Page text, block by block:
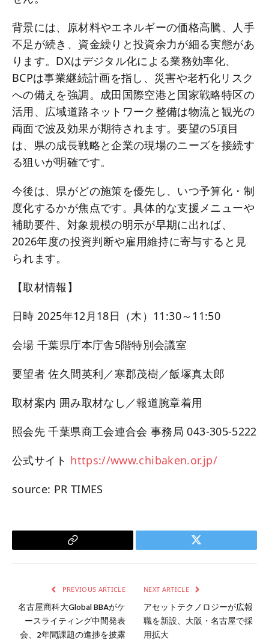
背景には、原材料やエネルギーの価格高騰、人手
不足が続き、資金繰りと投資余力が細る実態があ
ります。DXはデジタル化による業務効率化、
BCPは事業継続計画を指し、災害や老朽化リスク
への備えを強調。成田国際空港と国家戦略特区の
活用、広域道路ネットワーク整備は物流と観光の
両面で波及効果が期待されます。要望の5項目
は、県の成長戦略と企業の現場のニーズを接続す
る狙いが明確です。
今後は、県がどの施策を優先し、いつ予算化・制
度化するかが焦点です。具体的な支援メニューや
補助要件、対象規模の明示が早期に出れば、
2026年度の投資判断や雇用維持に寄与すると見
られます。
【取材情報】
日時 2025年12月18日（木）11:30～11:50
会場 千葉県庁本庁舎5階特別会議室
要望者 佐久間英利／寒郡茂樹／飯塚真太郎
取材案内 囲み取材なし／報道腕章着用
照会先 千葉県商工会連合会 事務局 043-305-5222
公式サイト https://www.chibaken.or.jp/
source: PR TIMES
Copy
Twitter
PREVIOUS ARTICLE
名古屋商科大Global BBAがケ
ースライティング中間発表
会、2年間課題の進捗を披露
NEXT ARTICLE
アセットテクノロジーが広報
職を新設、大阪・名古屋で採
用拡大